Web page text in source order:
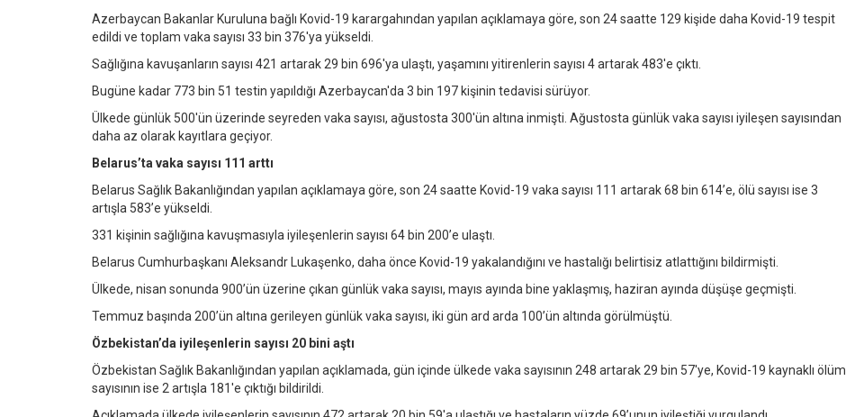
Azerbaycan Bakanlar Kuruluna bağlı Kovid-19 karargahından yapılan açıklamaya göre, son 24 saatte 129 kişide daha Kovid-19 tespit
edildi ve toplam vaka sayısı 33 bin 376'ya yükseldi.
Sağlığına kavuşanların sayısı 421 artarak 29 bin 696'ya ulaştı, yaşamını yitirenlerin sayısı 4 artarak 483'e çıktı.
Bugüne kadar 773 bin 51 testin yapıldığı Azerbaycan'da 3 bin 197 kişinin tedavisi sürüyor.
Ülkede günlük 500'ün üzerinde seyreden vaka sayısı, ağustosta 300'ün altına inmişti. Ağustosta günlük vaka sayısı iyileşen sayısından
daha az olarak kayıtlara geçiyor.
Belarus’ta vaka sayısı 111 arttı
Belarus Sağlık Bakanlığından yapılan açıklamaya göre, son 24 saatte Kovid-19 vaka sayısı 111 artarak 68 bin 614’e, ölü sayısı ise 3
artışla 583’e yükseldi.
331 kişinin sağlığına kavuşmasıyla iyileşenlerin sayısı 64 bin 200’e ulaştı.
Belarus Cumhurbaşkanı Aleksandr Lukaşenko, daha önce Kovid-19 yakalandığını ve hastalığı belirtisiz atlattığını bildirmişti.
Ülkede, nisan sonunda 900’ün üzerine çıkan günlük vaka sayısı, mayıs ayında bine yaklaşmış, haziran ayında düşüşe geçmişti.
Temmuz başında 200’ün altına gerileyen günlük vaka sayısı, iki gün ard arda 100’ün altında görülmüştü.
Özbekistan’da iyileşenlerin sayısı 20 bini aştı
Özbekistan Sağlık Bakanlığından yapılan açıklamada, gün içinde ülkede vaka sayısının 248 artarak 29 bin 57'ye, Kovid-19 kaynaklı ölüm
sayısının ise 2 artışla 181'e çıktığı bildirildi.